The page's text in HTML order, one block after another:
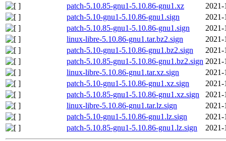
patch-5.10.85-gnu1-5.10.86-gnu1.xz
2021-
patch-5.10-gnu1-5.10.86-gnu1.sign
2021-
patch-5.10.85-gnu1-5.10.86-gnu1.sign
2021-
linux-libre-5.10.86-gnu1.tar.bz2.sign
2021-
patch-5.10-gnu1-5.10.86-gnu1.bz2.sign
2021-
patch-5.10.85-gnu1-5.10.86-gnu1.bz2.sign 2021-
linux-libre-5.10.86-gnu1.tar.xz.sign
2021-
patch-5.10-gnu1-5.10.86-gnu1.xz.sign
2021-
patch-5.10.85-gnu1-5.10.86-gnu1.xz.sign
2021-
linux-libre-5.10.86-gnu1.tar.lz.sign
2021-
patch-5.10-gnu1-5.10.86-gnu1.lz.sign
2021-
patch-5.10.85-gnu1-5.10.86-gnu1.lz.sign
2021-